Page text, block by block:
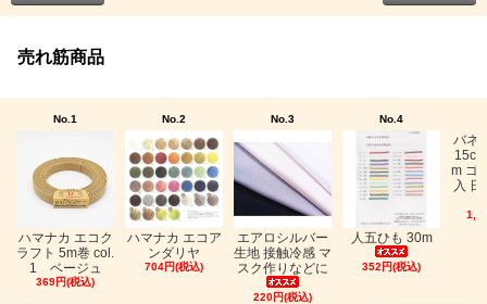
売れ筋商品
No.1
ハマナカ エコク
ラフト 5m巻 col.
1 ベージュ
369円(税込)
No.2
ハマナカ エコア
ンダリヤ
704円(税込)
No.3
エアロシルバー
生地 接触冷感 マ
スク作りなどに
220円(税込)
No.4
人五ひも 30m
352円(税込)
バネ
m ゴ
入